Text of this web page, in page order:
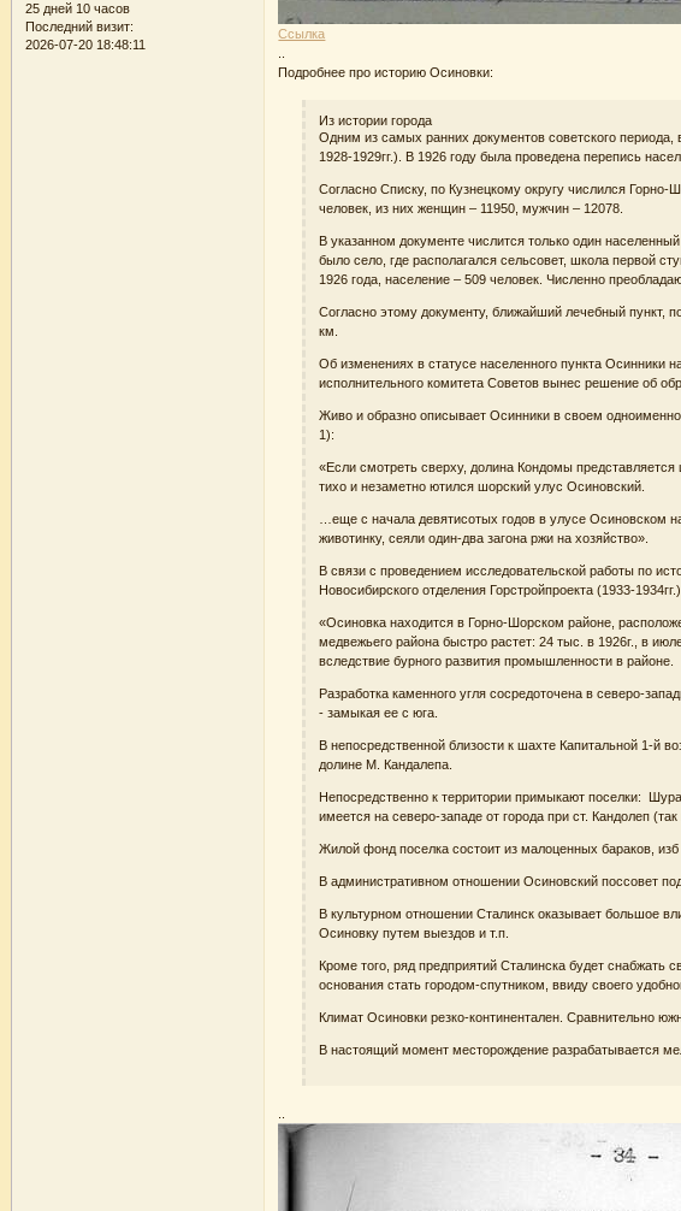
25 дней 10 часов
Последний визит:
2026-07-20 18:48:11
Ссылка
Подробнее про историю Осиновки:
Из истории города
Одним из самых ранних документов советского
1928-1929гг.). В 1926 году была проведена перепись
Согласно Списку, по Кузнецкому округу числился
человек, из них женщин – 11950, мужчин – 12078.
В указанном документе числится только один
было село, где располагался сельсовет, школа первой
1926 года, население – 509 человек. Численно
Согласно этому документу, ближайший лечебный пункт,
км.
Об изменениях в статусе населенного пункта Осинники
исполнительного комитета Советов вынес решение об
Живо и образно описывает Осинники в своем
1):
«Если смотреть сверху, долина Кондомы
тихо и незаметно ютился шорский улус Осиновский.
…еще с начала девятисотых годов в улусе Осиновском
животинку, сеяли один-два загона ржи на хозяйство».
В связи с проведением исследовательской работы по
Новосибирского отделения Горстройпроекта (1933-
«Осиновка находится в Горно-Шорском районе,
медвежьего района быстро растет: 24 тыс. в 1926г., в
вследствие бурного развития промышленности в районе.
Разработка каменного угля сосредоточена в северо-
- замыкая ее с юга.
В непосредственной близости к шахте Капитальной 1-й
долине М. Кандалепа.
Непосредственно к территории примыкают поселки:
имеется на северо-западе от города при ст. Кандолеп (так
Жилой фонд поселка состоит из малоценных бараков,
В административном отношении Осиновский поссовет
В культурном отношении Сталинск оказывает большое
Осиновку путем выездов и т.п.
Кроме того, ряд предприятий Сталинска будет снабжать
основания стать городом-спутником, ввиду своего
Климат Осиновки резко-континентален. Сравнительно
В настоящий момент месторождение разрабатывается